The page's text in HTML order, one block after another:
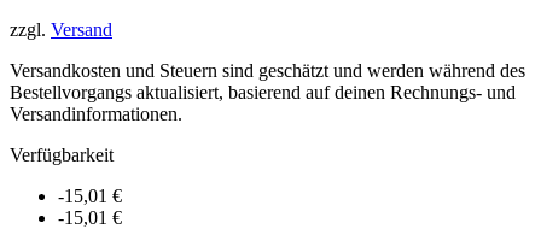
zzgl. Versand
Versandkosten und Steuern sind geschätzt und werden während des
Bestellvorgangs aktualisiert, basierend auf deinen Rechnungs- und
Versandinformationen.
Verfügbarkeit
-15,01 €
-15,01 €